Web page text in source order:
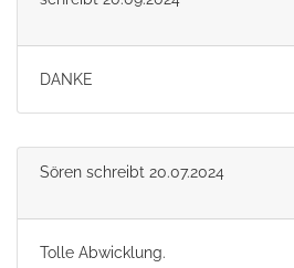
DANKE
Sören schreibt 20.07.2024
Tolle Abwicklung.